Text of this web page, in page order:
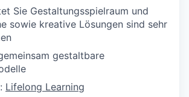
Sie Gestaltungsspielraum und
sowie kreative Lösungen sind sehr
gestaltbare
Lifelong Learning